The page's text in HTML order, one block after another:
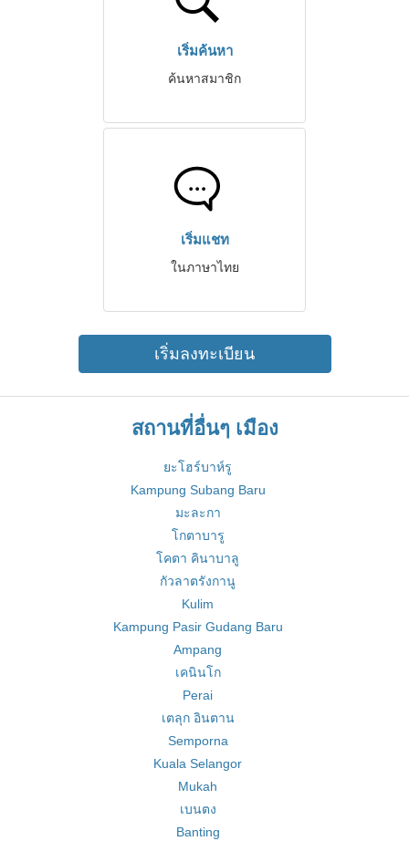
เริ่มค้นหา
ค้นหาสมาชิก
เริ่มแชท
ในภาษาไทย
เริ่มลงทะเบียน
สถานที่อื่นๆ เมือง
ยะโฮร์บาห์รู
Kampung Subang Baru
มะละกา
โกตาบารู
โคตา คินาบาลู
กัวลาตรังกานู
Kulim
Kampung Pasir Gudang Baru
Ampang
เคนินโก
Perai
เตลุก อินตาน
Semporna
Kuala Selangor
Mukah
เบนตง
Banting